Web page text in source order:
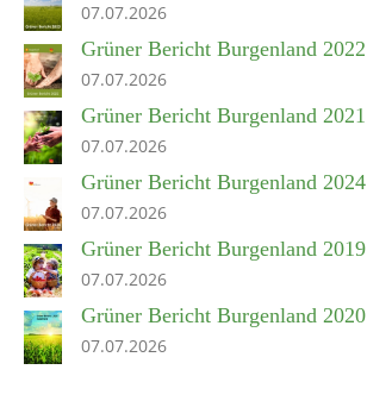
07.07.2026
Grüner Bericht Burgenland 2022
07.07.2026
Grüner Bericht Burgenland 2021
07.07.2026
Grüner Bericht Burgenland 2024
07.07.2026
Grüner Bericht Burgenland 2019
07.07.2026
Grüner Bericht Burgenland 2020
07.07.2026